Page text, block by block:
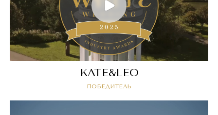
KATE&LEO
ПОБЕДИТЕЛЬ